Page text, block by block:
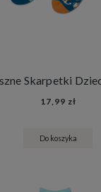
17,99 zł
Do koszyka